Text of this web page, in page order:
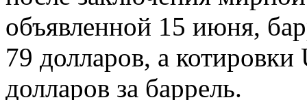
объявленной 15 июня,
79 долларов, а
долларов за баррель.